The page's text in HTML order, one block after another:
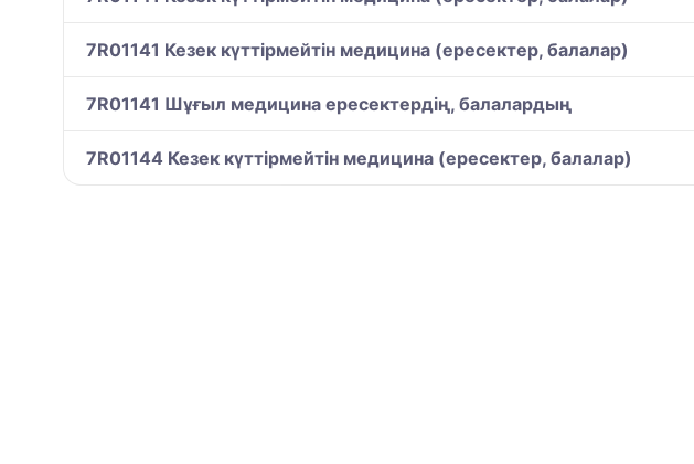
7R01141 Кезек күттірмейтін медицина (ересектер, балалар)
7R01141 Шұғыл медицина ересектердің, балалардың
7R01144 Кезек күттірмейтін медицина (ересектер, балалар)